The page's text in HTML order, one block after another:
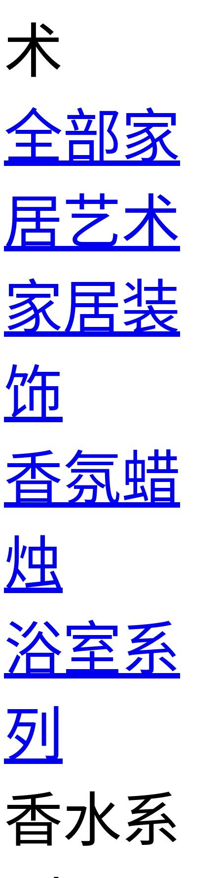
术
全部家
居艺术
家居装
饰
香氛蜡
烛
浴室系
列
香水系